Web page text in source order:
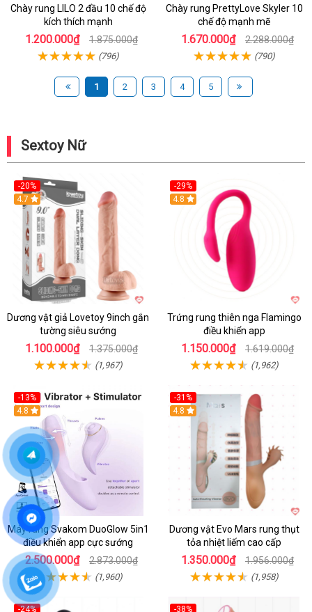
Chày rung LILO 2 đầu 10 chế độ
kích thích mạnh
1.200.000₫ 1.875.000₫
(796)
Chày rung PrettyLove Skyler 10
chế độ mạnh mẽ
1.670.000₫ 2.288.000₫
(790)
1 2 3 4 5
Sextoy Nữ
-20%
Hot
4.7
Dương vật giả Lovetoy 9inch gắn
tường siêu sướng
1.100.000₫ 1.375.000₫
(1,967)
-29%
Hot
4.8
Trứng rung thiên nga Flamingo
điều khiển app
1.150.000₫ 1.619.000₫
(1,962)
-13%
4.8
Máy rung Svakom DuoGlow 5in1
điều khiển app cực sướng
2.500.000₫ 2.873.000₫
(1,960)
-31%
4.8
Dương vật Evo Mars rung thụt
tỏa nhiệt liếm cao cấp
1.350.000₫ 1.956.000₫
(1,958)
-24% -38%